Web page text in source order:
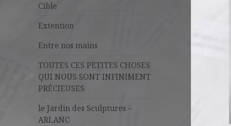
Cible
Extention
Entre nos mains
TOUTES CES PETITES CHOSES
QUI NOUS SONT INFINIMENT
PRÉCIEUSES
le Jardin des Sculptures –
ARLANC